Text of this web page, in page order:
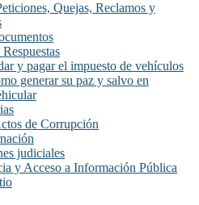
Quejas, Reclamos y
y pagar el impuesto de vehículos
generar su paz y salvo en
de Corrupción
judiciales
y Acceso a Información Pública